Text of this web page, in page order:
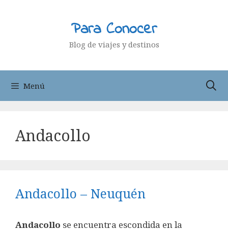
Para Conocer
Blog de viajes y destinos
Menú
Andacollo
Andacollo – Neuquén
Andacollo se encuentra escondida en la